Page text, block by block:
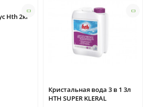
Hth 2кг
Кристальная вода 3 в 1 3л
HTH SUPER KLERAL